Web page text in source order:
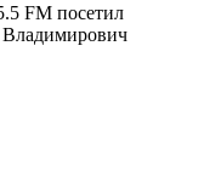
FM посетил